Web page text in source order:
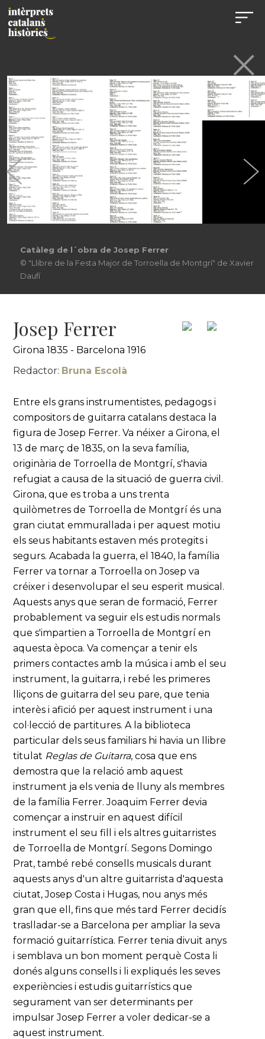
Catàleg de l´obra de Josep Ferrer
© "Llibre de la Festa Major de Torroella de Montgrí" de Xavier
Daufí
Josep Ferrer
Girona 1835 - Barcelona 1916
Redactor: Bruna Escolà
Entre els grans instrumentistes, pedagogs i
compositors de guitarra catalans destaca la
figura de Josep Ferrer. Va néixer a Girona, el
13 de març de 1835, on la seva família,
originària de Torroella de Montgrí, s'havia
refugiat a causa de la situació de guerra civil.
Girona, que es troba a uns trenta
quilòmetres de Torroella de Montgrí és una
gran ciutat emmurallada i per aquest motiu
els seus habitants estaven més protegits i
segurs. Acabada la guerra, el 1840, la família
Ferrer va tornar a Torroella on Josep va
créixer i desenvolupar el seu esperit musical.
Aquests anys que seran de formació, Ferrer
probablement va seguir els estudis normals
que s'impartien a Torroella de Montgrí en
aquesta època. Va començar a tenir els
primers contactes amb la música i amb el seu
instrument, la guitarra, i rebé les primeres
lliçons de guitarra del seu pare, que tenia
interès i afició per aquest instrument i una
col·lecció de partitures. A la biblioteca
particular dels seus familiars hi havia un llibre
titulat Reglas de Guitarra, cosa que ens
demostra que la relació amb aquest
instrument ja els venia de lluny als membres
de la família Ferrer. Joaquim Ferrer devia
començar a instruir en aquest difícil
instrument el seu fill i els altres guitarristes
de Torroella de Montgrí. Segons Domingo
Prat, també rebé consells musicals durant
aquests anys d'un altre guitarrista d'aquesta
ciutat, Josep Costa i Hugas, nou anys més
gran que ell, fins que més tard Ferrer decidís
traslladar-se a Barcelona per ampliar la seva
formació guitarrística. Ferrer tenia divuit anys
i semblava un bon moment perquè Costa li
donés alguns consells i li expliqués les seves
experiències i estudis guitarrístics que
segurament van ser determinants per
impulsar Josep Ferrer a voler dedicar-se a
aquest instrument.